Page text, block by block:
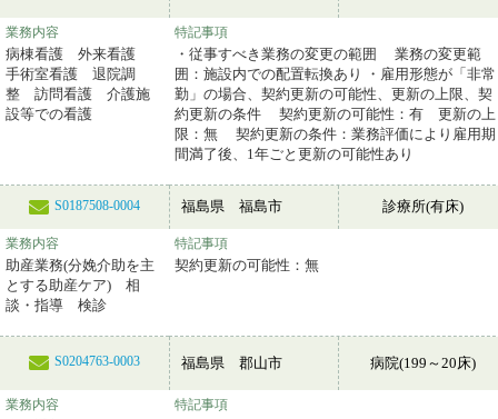
業務内容
病棟看護 外来看護
手術室看護 退院調
整 訪問看護 介護施
設等での看護
特記事項
・従事すべき業務の変更の範囲 業務の変更範
囲：施設内での配置転換あり ・雇用形態が「非常
勤」の場合、契約更新の可能性、更新の上限、契
約更新の条件 契約更新の可能性：有 更新の上
限：無 契約更新の条件：業務評価により雇用期
間満了後、1年ごと更新の可能性あり
S0187508-0004 福島県 福島市 診療所(有床)
業務内容
助産業務(分娩介助を主
とする助産ケア) 相
談・指導 検診
特記事項
契約更新の可能性：無
S0204763-0003 福島県 郡山市 病院(199～20床)
業務内容 特記事項